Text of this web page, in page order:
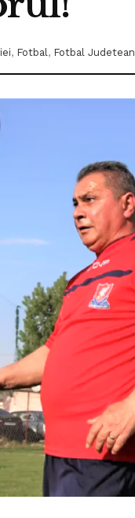
, Fotbal, Fotbal Judetean